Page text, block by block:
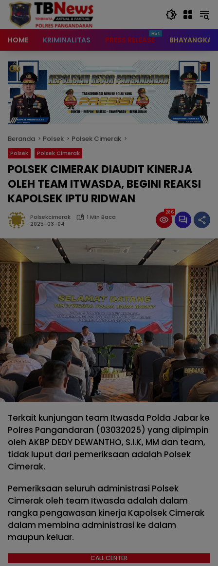
content
HOME KRIMINALITAS PRESS RELEASE BHAYANGKARI
Beranda Polsek Polsek Cimerak
Polsek Polsek Cimerak
POLSEK CIMERAK DIAUDIT KINERJA
OLEH TEAM ITWASDA, BEGINI REAKSI
KAPOLSEK IPTU RIDWAN
Polsekcimerak
1 Min Baca
2025-03-04
286
Terkait kunjungan team Itwasda Polda Jabar ke
Polres Pangandaran (03032025) yang dipimpin
oleh AKBP DEDY DEWANTHO, S.I.K, MM dan team,
tidak luput dari pemeriksaan adalah Polsek
Cimerak.
Pemeriksaan seluruh administrasi Polsek
Cimerak oleh team Itwasda adalah dalam
rangka pengawasan kinerja Kapolsek Cimerak
dalam membina administrasi ke dalam
maupun keluar.
CALL CENTER